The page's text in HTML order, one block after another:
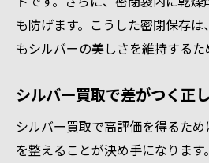
も防げます。こうした密閉保存
もシルバーの美しさを維持するた
シルバー買取で差がつく正
シルバー買取で高評価を得るた
を整えることが決め手になりま